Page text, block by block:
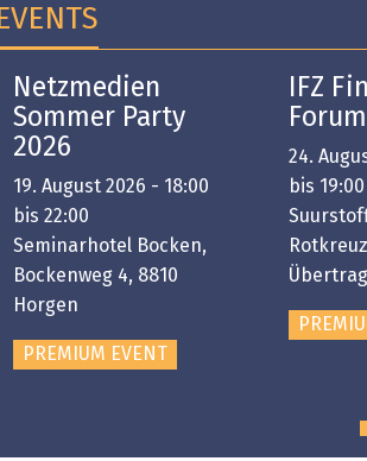
EVENTS
Netzmedien
Sommer Party
2026
19. August 2026 - 18:00
bis 22:00
Seminarhotel Bocken,
Bockenweg 4, 8810
Horgen
PREMIUM EVENT
IFZ
Forum
24.
bis 19:00